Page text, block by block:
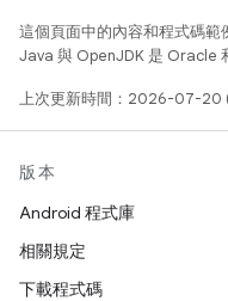
這個頁面中的內容和程式碼範
Java 與 OpenJDK 是 Oracle
上次更新時間：2026-07-20 (
版本
Android 程式庫
相關規定
下載程式碼